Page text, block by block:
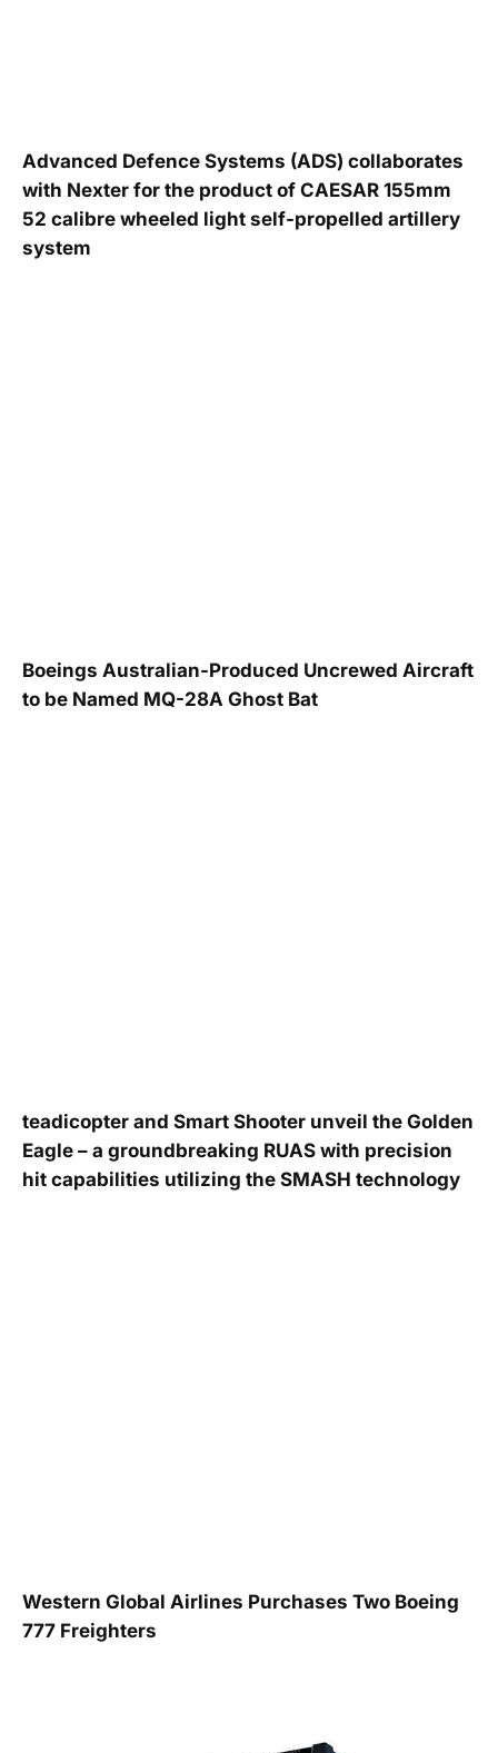
Advanced Defence Systems (ADS) collaborates
with Nexter for the product of CAESAR 155mm
52 calibre wheeled light self-propelled artillery
system
Boeings Australian-Produced Uncrewed Aircraft
to be Named MQ-28A Ghost Bat
teadicopter and Smart Shooter unveil the Golden
Eagle – a groundbreaking RUAS with precision
hit capabilities utilizing the SMASH technology
Western Global Airlines Purchases Two Boeing
777 Freighters